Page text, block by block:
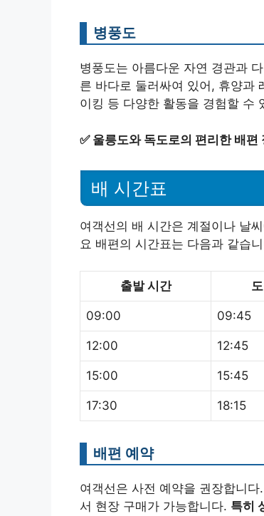
병풍도
병풍도는 아름다운 자연 경관과
른 바다로 둘러싸여 있어, 휴양과
이킹 등 다양한 활동을 경험할 수
✅ 울릉도와 독도로의 편리한 배편
배 시간표
여객선의 배 시간은 계절이나 날
요 배편의 시간표는 다음과 같습
출발 시간
09:00 09:45
12:00 12:45
15:00 15:45
17:30 18:15
배편 예약
여객선은 사전 예약을 권장합니
서 현장 구매가 가능합니다. 특히